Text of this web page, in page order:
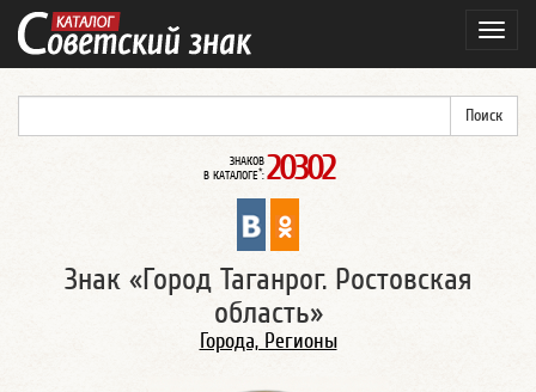
ЗНАКОВ
В КАТАЛОГЕ*: 20302
Знак «Город Таганрог. Ростовская
область»
Города, Регионы